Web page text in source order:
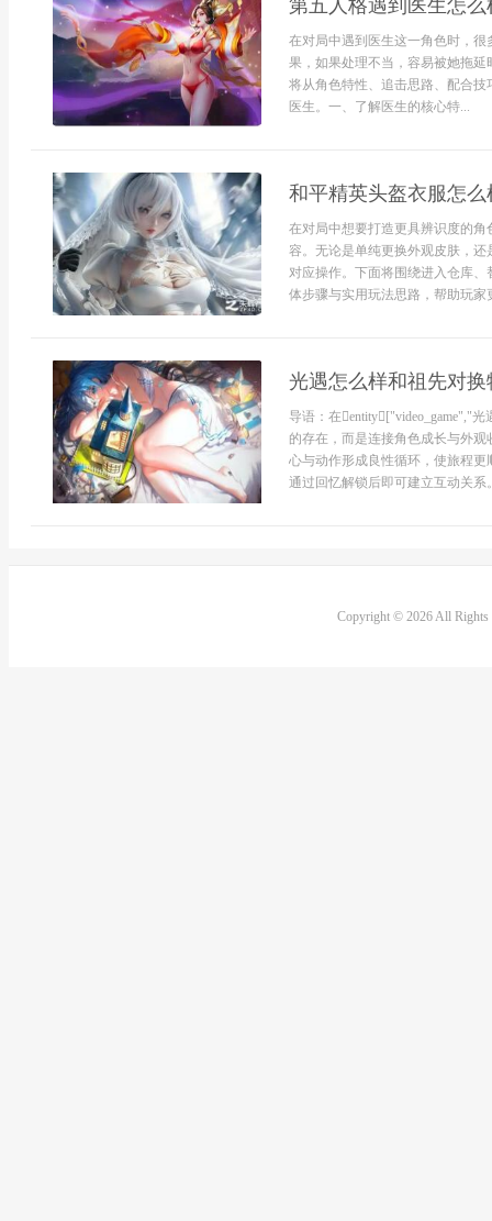
第五人格遇到医生怎么
在对局中遇到医生这一角色时，
果，如果处理不当，容易被她拖
将从角色特性、追击思路、配合
医生。一、了解医生的核心特...
和平精英头盔衣服怎么
在对局中想要打造更具辨识度的
容。无论是单纯更换外观皮肤，
对应操作。下面将围绕进入仓库
体步骤与实用玩法思路，帮助玩
光遇怎么样和祖先对换
导语：在entity["video_game","光
的存在，而是连接角色成长与外
心与动作形成良性循环，使旅程
通过回忆解锁后即可建立互动关
Copyright © 2026 All